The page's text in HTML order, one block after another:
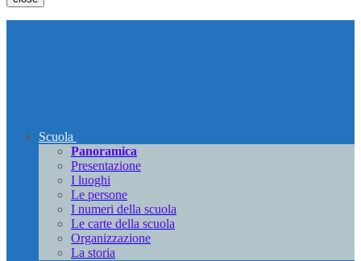
Scuola
Panoramica
Presentazione
I luoghi
Le persone
I numeri della scuola
Le carte della scuola
Organizzazione
La storia